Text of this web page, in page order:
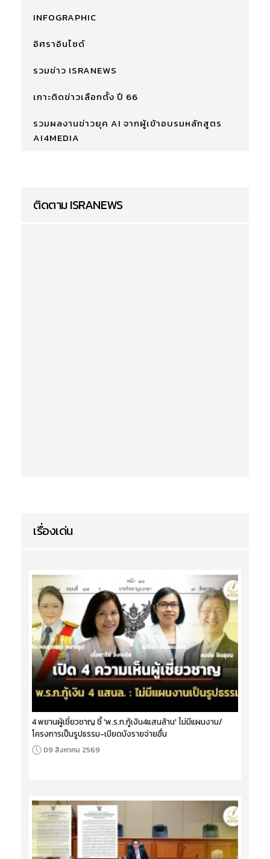
INFOGRAPHIC
อิศราอินไซด์
รวมข่าว ISRANEWS
เกาะติดข่าวเลือกตั้ง ปี 66
รวมผลงานข่าวยุค AI จากผู้เข้าอบรมหลักสูตร
AI4MEDIA
ติดตาม ISRANEWS
เรื่องเด่น
4 พยานผู้เชี่ยวชาญ ชี้ 'พ.ร.ก.กู้เงิน4แสนล้าน' ไม่มีแผนงาน/
โครงการเป็นรูปธรรม-เบียดบังรายจ่ายอื่น
09 สิงหาคม 2569